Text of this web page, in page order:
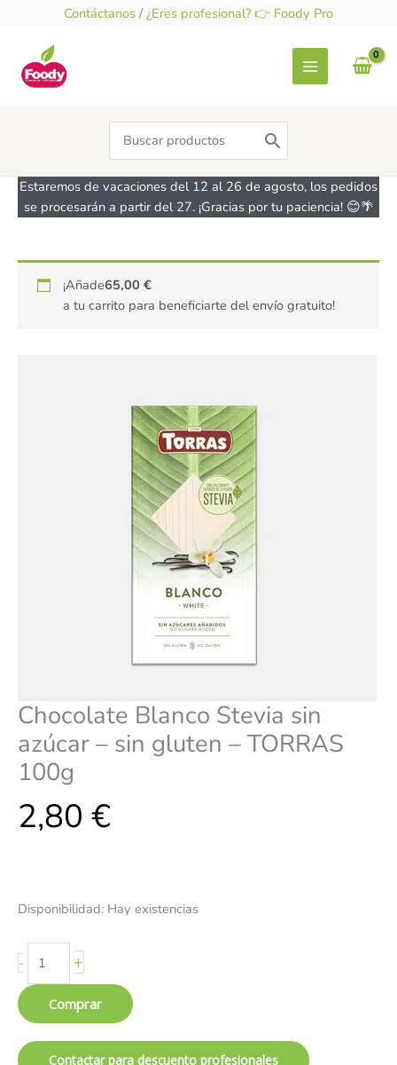
contenido
Contáctanos / ¿Eres profesional? 👉 Foody Pro
Search
for:
Estaremos de vacaciones del 12 al 26 de agosto, los pedidos
se procesarán a partir del 27. ¡Gracias por tu paciencia! 😊🌴
¡Añade65,00€
a tu carrito para beneficiarte del envío gratuito!
Chocolate Blanco Stevia sin
azúcar – sin gluten – TORRAS
100g
2,80 €
Disponibilidad: Hay existencias
-
Chocolate
Blanco
+
Comprar
Contactar para descuento profesionales